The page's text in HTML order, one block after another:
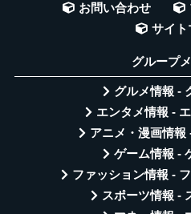
お問い合わせ
サイト
グループ
グルメ情報 -
エンタメ情報 -
アニメ・漫画情報
ゲーム情報 -
ファッション情報 -
スポーツ情報 -